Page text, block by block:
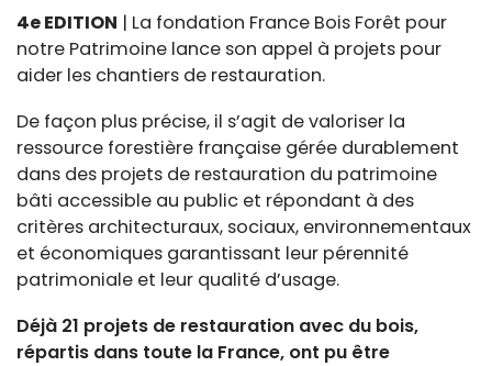
4e EDITION | La fondation France Bois Forêt pour
notre Patrimoine lance son appel à projets pour
aider les chantiers de restauration.
De façon plus précise, il s’agit de valoriser la
ressource forestière française gérée durablement
dans des projets de restauration du patrimoine
bâti accessible au public et répondant à des
critères architecturaux, sociaux, environnementaux
et économiques garantissant leur pérennité
patrimoniale et leur qualité d’usage.
Déjà 21 projets de restauration avec du bois,
répartis dans toute la France, ont pu être